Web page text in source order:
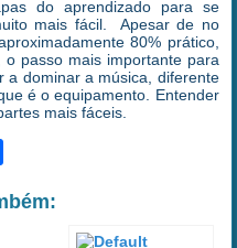
do aprendizado para se
mais fácil. Apesar de no
80% prático,
passo mais importante para
a dominar a música, diferente
é o equipamento. Entender
mais fáceis.